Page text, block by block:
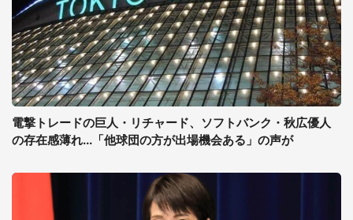
電撃トレードの巨人・リチャード、ソフトバンク・秋広優人
の存在感薄れ...「他球団の方が出場機会ある」の声が